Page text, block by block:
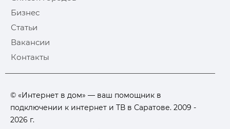
Бизнес
Статьи
Вакансии
Контакты
© «Интернет в дом» — ваш помощник в
подключении к интернет и ТВ в Саратове. 2009 -
2026 г.